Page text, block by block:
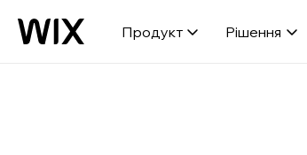
Продукт Рішення